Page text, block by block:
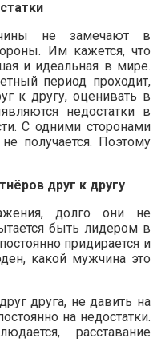
не замечают в
Им кажется, что
и идеальная в мире.
период проходит,
к другу, оценивать в
недостатки в
С одними сторонами
получается. Поэтому
друг к другу
долго они не
быть лидером в
придирается и
какой мужчина это
друга, не давить на
на недостатки.
расставание